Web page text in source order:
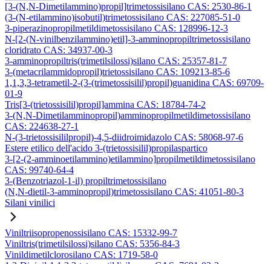
[3-(N,N-Dimetilammino)propil]trimetossisilano CAS: 2530-86-1
(3-(N-etilammino)isobutil)trimetossisilano CAS: 227085-51-0
3-piperazinopropilmetildimetossisilano CAS: 128996-12-3
N-[2-(N-vinilbenzilammino)etil]-3-amminopropiltrimetossisilano
cloridrato CAS: 34937-00-3
3-amminopropiltris(trimetilsilossi)silano CAS: 25357-81-7
3-(metacrilammidopropil)trietossisilano CAS: 109213-85-6
1,1,3,3-tetrametil-2-(3-(trimetossisilil)propil)guanidina CAS: 69709-
01-9
Tris[3-(trietossisilil)propil]ammina CAS: 18784-74-2
3-(N,N-Dimetilamminopropil)amminopropilmetildimetossisilano
CAS: 224638-27-1
N-(3-trietossisililpropil)-4,5-diidroimidazolo CAS: 58068-97-6
Estere etilico dell'acido 3-(trietossisilil)propilaspartico
3-[2-(2-amminoetilammino)etilammino]propilmetildimetossisilano
CAS: 99740-64-4
3-(Benzotriazol-1-il) propiltrimetossisilano
(N,N-dietil-3-amminopropil)trimetossisilano CAS: 41051-80-3
Silani vinilici
Viniltriisopropenossisilano CAS: 15332-99-7
Viniltris(trimetilsilossi)silano CAS: 5356-84-3
Vinildimetilclorosilano CAS: 1719-58-0